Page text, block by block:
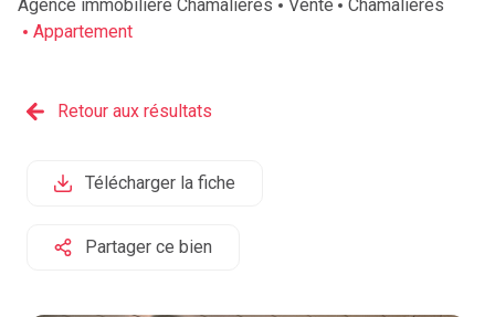
ACCUEIL
VENDRE
VENDUS
sommes
services
Agence immobilière Chamalières Vente
Chamalieres
Appartement
Retour aux résultats
Télécharger la fiche
Partager ce bien